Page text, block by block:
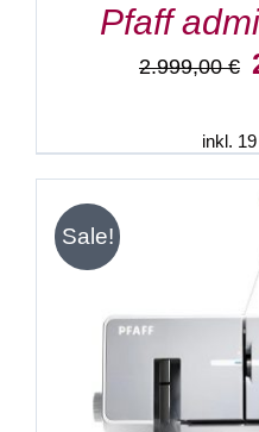
Pfaff
2.999,00€
inkl.
Sale!
IN DEN